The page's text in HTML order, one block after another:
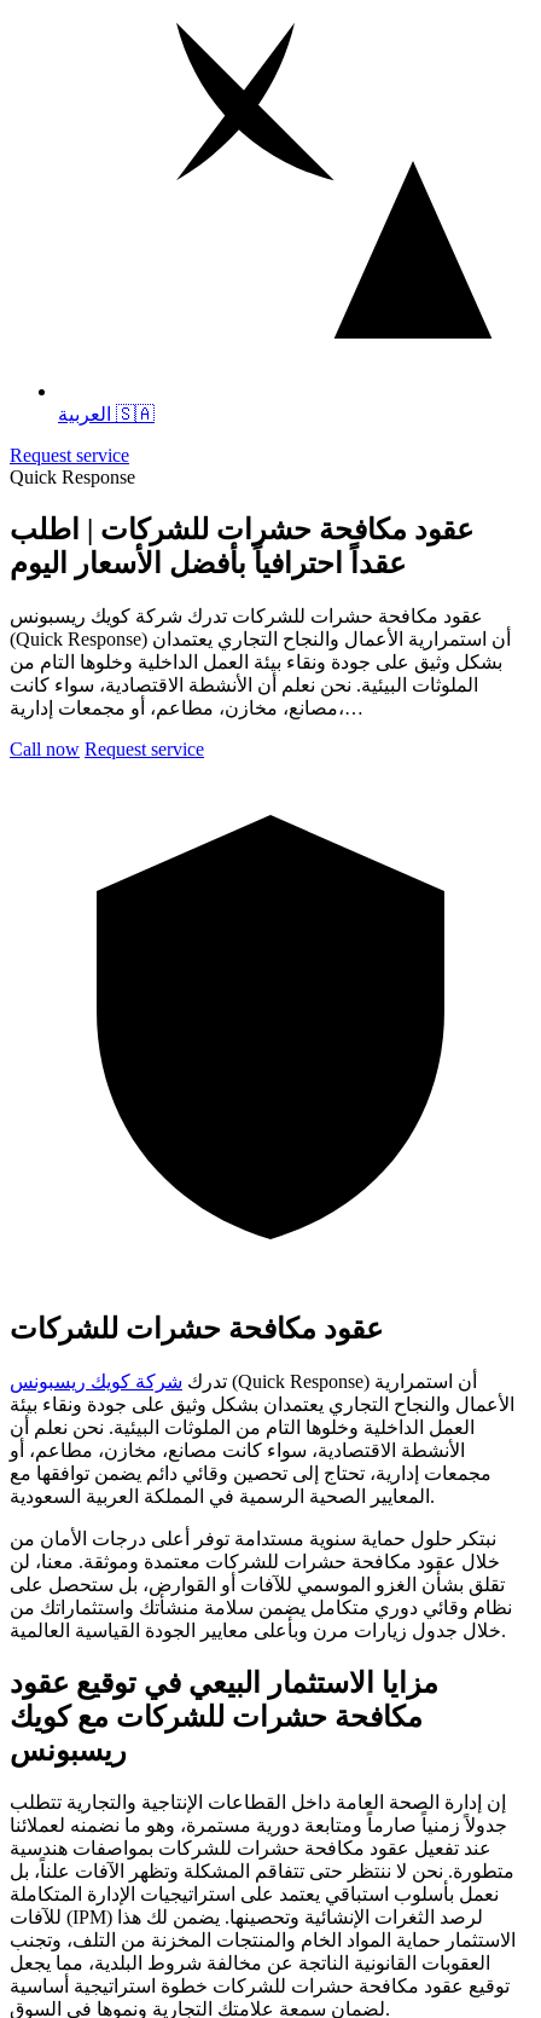
العربية 🇸🇦
Request service
Quick Response
عقود مكافحة حشرات للشركات | اطلب
عقداً احترافياً بأفضل الأسعار اليوم
عقود مكافحة حشرات للشركات تدرك شركة كويك ريسبونس
(Quick Response) أن استمرارية الأعمال والنجاح التجاري يعتمدان
بشكل وثيق على جودة ونقاء بيئة العمل الداخلية وخلوها التام من
الملوثات البيئية. نحن نعلم أن الأنشطة الاقتصادية، سواء كانت
مصانع، مخازن، مطاعم، أو مجمعات إدارية،…
Call now Request service
عقود مكافحة حشرات للشركات
تدرك شركة كويك ريسبونس
(Quick Response) أن استمرارية
الأعمال والنجاح التجاري يعتمدان بشكل وثيق على جودة ونقاء بيئة
العمل الداخلية وخلوها التام من الملوثات البيئية. نحن نعلم أن
الأنشطة الاقتصادية، سواء كانت مصانع، مخازن، مطاعم، أو
مجمعات إدارية، تحتاج إلى تحصين وقائي دائم يضمن توافقها مع
المعايير الصحية الرسمية في المملكة العربية السعودية.
نبتكر حلول حماية سنوية مستدامة توفر أعلى درجات الأمان من
خلال عقود مكافحة حشرات للشركات معتمدة وموثقة. معنا، لن
تقلق بشأن الغزو الموسمي للآفات أو القوارض، بل ستحصل على
نظام وقائي دوري متكامل يضمن سلامة منشأتك واستثماراتك من
خلال جدول زيارات مرن وبأعلى معايير الجودة القياسية العالمية.
مزايا الاستثمار البيعي في توقيع عقود
مكافحة حشرات للشركات مع كويك
ريسبونس
إن إدارة الصحة العامة داخل القطاعات الإنتاجية والتجارية تتطلب
جدولاً زمنياً صارماً ومتابعة دورية مستمرة، وهو ما نضمنه لعملائنا
عند تفعيل عقود مكافحة حشرات للشركات بمواصفات هندسية
متطورة. نحن لا ننتظر حتى تتفاقم المشكلة وتظهر الآفات علناً، بل
نعمل بأسلوب استباقي يعتمد على استراتيجيات الإدارة المتكاملة
للآفات (IPM) لرصد الثغرات الإنشائية وتحصينها. يضمن لك هذا
الاستثمار حماية المواد الخام والمنتجات المخزنة من التلف، وتجنب
العقوبات القانونية الناتجة عن مخالفة شروط البلدية، مما يجعل
توقيع عقود مكافحة حشرات للشركات خطوة استراتيجية أساسية
لضمان سمعة علامتك التجارية ونموها في السوق.